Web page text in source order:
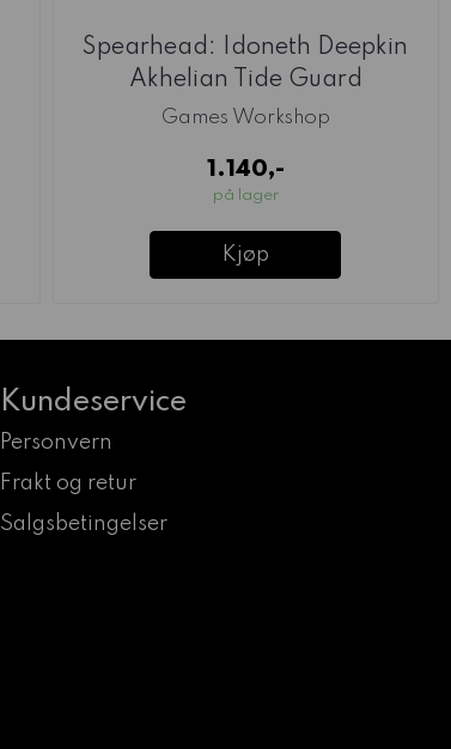
Spearhead: Idoneth Deepkin
Akhelian Tide Guard
Games Workshop
1.140,-
på lager
Kjøp
Kundeservice
Personvern
Frakt og retur
Salgsbetingelser